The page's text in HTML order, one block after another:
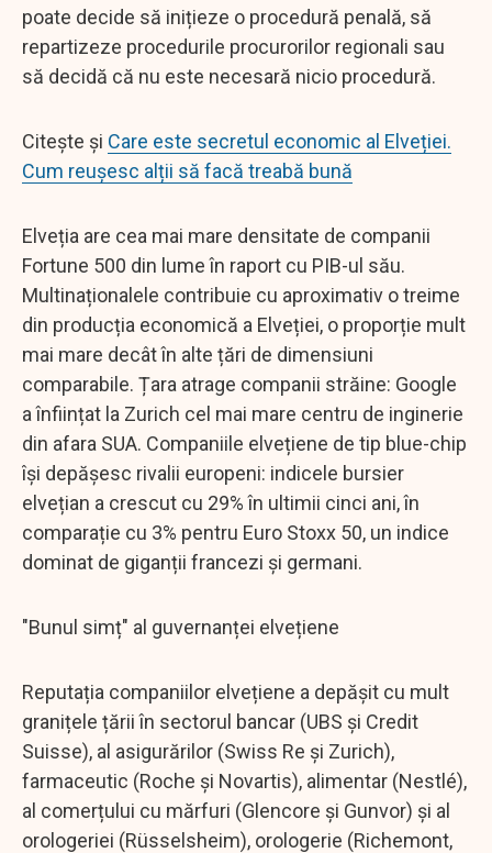
poate decide să inițieze o procedură penală, să
repartizeze procedurile procurorilor regionali sau
să decidă că nu este necesară nicio procedură.
Citește și Care este secretul economic al Elveției.
Cum reușesc alții să facă treabă bună
Elveția are cea mai mare densitate de companii
Fortune 500 din lume în raport cu PIB-ul său.
Multinaționalele contribuie cu aproximativ o treime
din producția economică a Elveției, o proporție mult
mai mare decât în alte țări de dimensiuni
comparabile. Țara atrage companii străine: Google
a înființat la Zurich cel mai mare centru de inginerie
din afara SUA. Companiile elvețiene de tip blue-chip
își depășesc rivalii europeni: indicele bursier
elvețian a crescut cu 29% în ultimii cinci ani, în
comparație cu 3% pentru Euro Stoxx 50, un indice
dominat de giganții francezi și germani.
"Bunul simț" al guvernanței elvețiene
Reputația companiilor elvețiene a depășit cu mult
granițele țării în sectorul bancar (UBS și Credit
Suisse), al asigurărilor (Swiss Re și Zurich),
farmaceutic (Roche și Novartis), alimentar (Nestlé),
al comerțului cu mărfuri (Glencore și Gunvor) și al
orologeriei (Rüsselsheim), orologerie (Richemont,